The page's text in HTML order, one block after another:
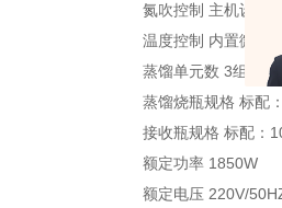
氮吹控制 主机设有
温度控制 内置微沸
蒸馏单元数 3组
蒸馏烧瓶规格 标配
接收瓶规格 标配：
额定功率 1850W
额定电压 220V/